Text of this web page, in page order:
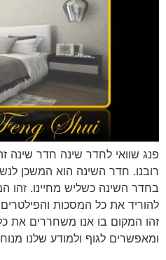
פנג שוואי לחדר שינה חדר שינה
רובנו. חדר השינה הוא המשכן
בחדר השינה כשליש מחיינו. זהו
להוריד את כל המסכות
זהו המקום בו אנו משחררים את
ומאפשרים לגוף ולמודע שלנו